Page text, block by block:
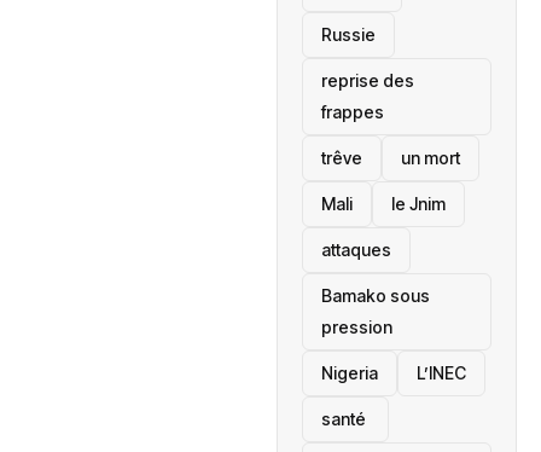
Russie
reprise des
frappes
trêve un mort
Mali le Jnim
attaques
Bamako sous
pression
‎Nigeria L’INEC
santé ‎